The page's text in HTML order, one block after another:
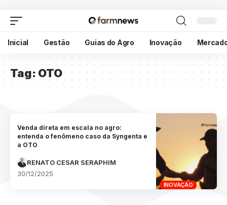
Inicial Gestão Guias do Agro Inovação
Tag: OTO
INOVAÇÃO
Venda direta em escala no agro:
entenda o fenômeno caso da Syngenta e
a OTO
RENATO CESAR SERAPHIM
30/12/2025